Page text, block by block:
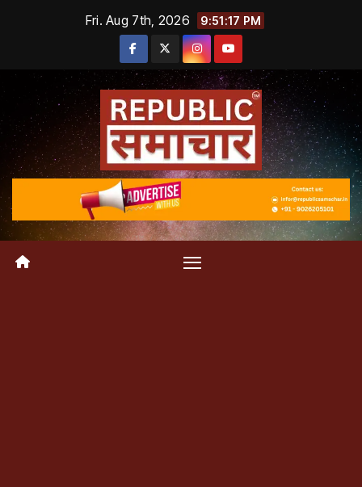
Fri. Aug 7th, 2026 9:51:18 PM